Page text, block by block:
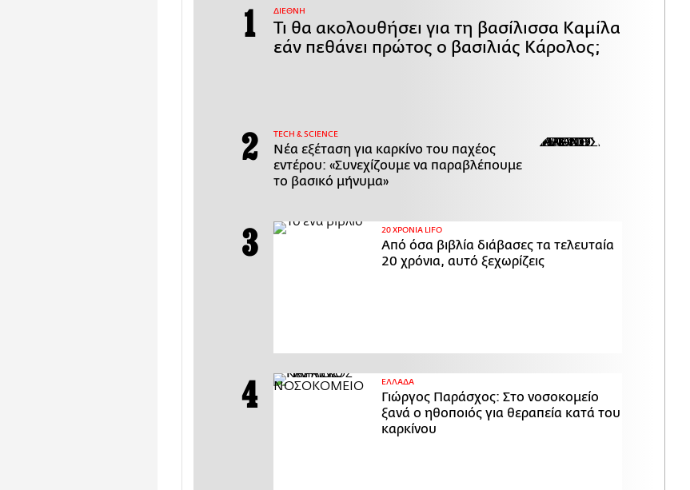
ΔΙΕΘΝΗ
Τι θα ακολουθήσει για τη βασίλισσα Καμίλα
εάν πεθάνει πρώτος ο βασιλιάς Κάρολος;
ΤECH & SCIENCE
Νέα εξέταση για καρκίνο του παχέος
εντέρου: «Συνεχίζουμε να παραβλέπουμε
το βασικό μήνυμα»
20 ΧΡΟΝΙΑ LIFO
Από όσα βιβλία διάβασες τα τελευταία
20 χρόνια, αυτό ξεχωρίζεις
ΕΛΛΑΔΑ
Γιώργος Παράσχος: Στο νοσοκομείο
ξανά ο ηθοποιός για θεραπεία κατά του
καρκίνου